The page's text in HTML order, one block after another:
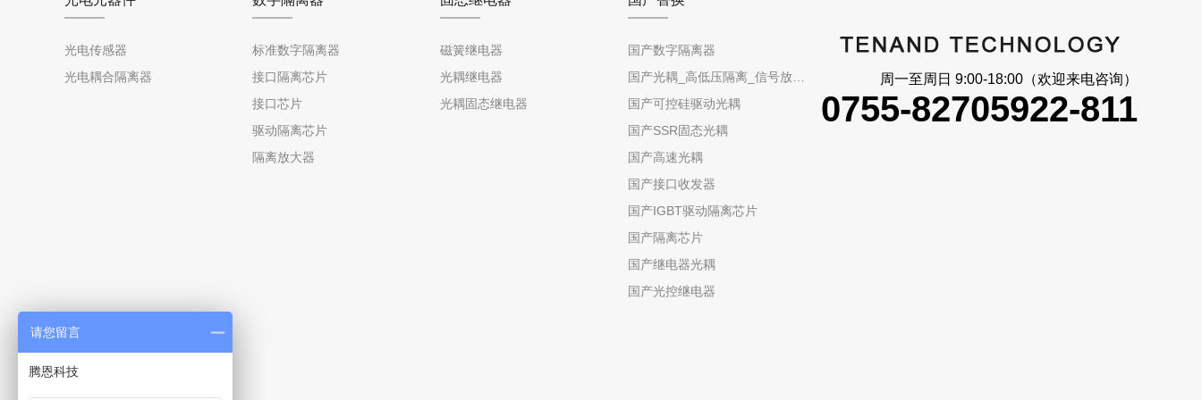
光电传感器
光电耦合隔离器
标准数字隔离器
接口隔离芯片
接口芯片
驱动隔离芯片
隔离放大器
磁簧继电器
光耦继电器
光耦固态继电器
国产数字隔离器
国产可控硅驱动光耦
国产SSR固态光耦
国产高速光耦
国产接口收发器
国产IGBT驱动隔离芯片
国产隔离芯片
国产继电器光耦
国产光控继电器
周一至周日 9:00-18:00（欢迎来电咨询）
0755-82705922-811
请您留言
腾恩科技